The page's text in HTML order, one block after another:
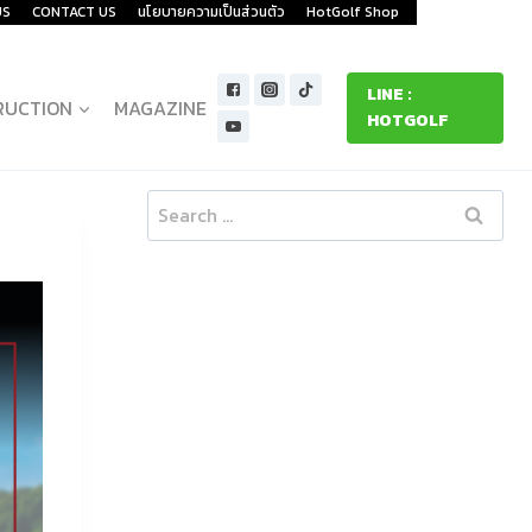
CONTACT US นโยบายความเป็นส่วนตัว HotGolf Shop
MAGAZINE
LINE :
HOTGOLF
Search
for: